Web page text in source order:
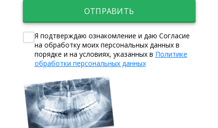
ОТПРАВИТЬ
Я подтверждаю ознакомление и даю Согласие
на обработку моих персональных данных в
порядке и на условиях, указанных в Политике
обработки персональных данных